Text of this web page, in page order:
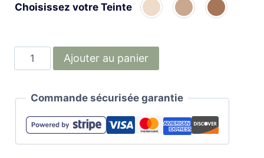
Choisissez votre Teinte
quantité
de
Crème
Hyaluronique
Bio
Ajouter au panier
Commande sécurisée garantie